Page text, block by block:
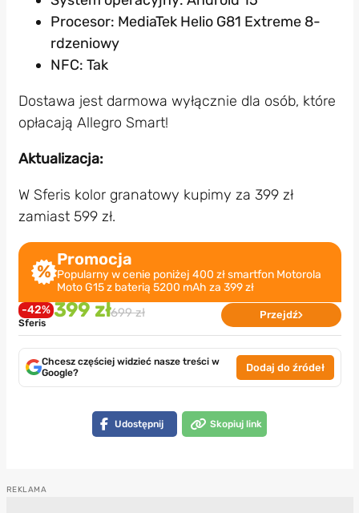
Procesor: MediaTek Helio G81 Extreme 8-
rdzeniowy
NFC: Tak
Dostawa jest darmowa wyłącznie dla osób, które
opłacają Allegro Smart!
Aktualizacja:
W Sferis kolor granatowy kupimy za 399 zł
zamiast 599 zł.
Promocja
Popularny w cenie poniżej 400 zł smartfon Motorola
Moto G15 z baterią 5200 mAh za 399 zł
-42% 399 zł699 zł
Sferis
Przejdź
Chcesz częściej widzieć nasze treści w
Google?
Dodaj do źródeł
Udostępnij Skopiuj link